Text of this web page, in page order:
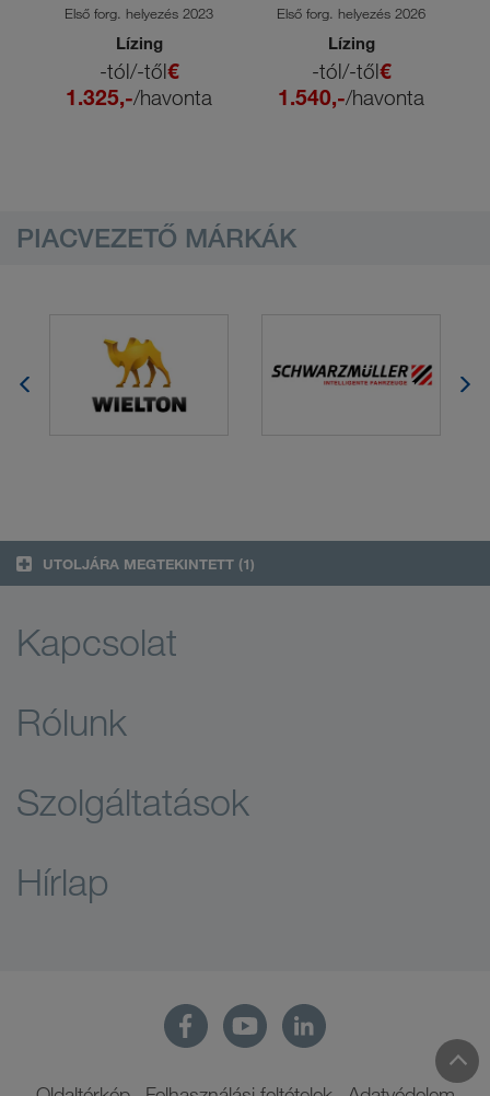
A4x2NA
Első forg. helyezés 2023
Lízing
-tól/-től€
1.325,-/havonta
A4x2NB
Első forg. helyezés 2026
Lízing
-tól/-től€
1.540,-/havonta
PIACVEZETŐ MÁRKÁK
UTOLJÁRA MEGTEKINTETT (1)
Kapcsolat
Rólunk
Szolgáltatások
Hírlap